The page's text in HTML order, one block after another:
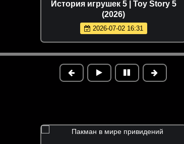
История игрушек 5 | Toy Story 5
(2026)
2026-07-02 16:31